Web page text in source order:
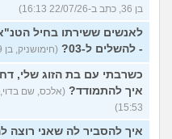
בן 36, כתב ב-22/07/26 16:13)
לאנשים ששירתו בחיל
- להשלים ל-03?
(חימושניק, בן 19, כתב ב-22/07/26 16:04)
כשרבתי עם בת הזוג שלי,
איך להתמודד?
15:53)
איך להסביר לה שאני רוצה